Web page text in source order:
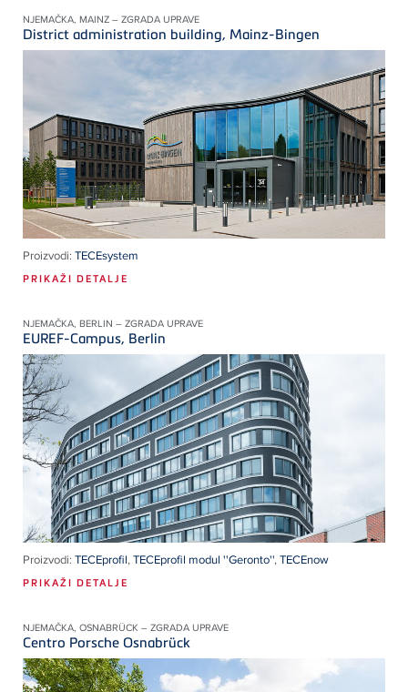
NJEMAČKA, MAINZ – ZGRADA UPRAVE
District administration building, Mainz-Bingen
Proizvodi: TECEsystem
PRIKAŽI DETALJE
NJEMAČKA, BERLIN – ZGRADA UPRAVE
EUREF-Campus, Berlin
Proizvodi: TECEprofil,TECEprofil modul ''Geronto'',TECEnow
PRIKAŽI DETALJE
NJEMAČKA, OSNABRÜCK – ZGRADA UPRAVE
Centro Porsche Osnabrück